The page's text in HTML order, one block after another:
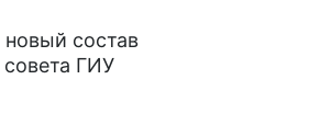
состав
ГИУ